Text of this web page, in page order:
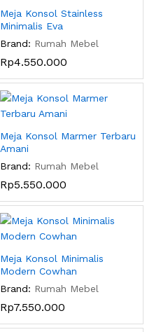
Meja Konsol Stainless
Minimalis Eva
Brand: Rumah Mebel
Rp4.550.000
Meja Konsol Marmer Terbaru
Amani
Brand: Rumah Mebel
Rp5.550.000
Meja Konsol Minimalis
Modern Cowhan
Brand: Rumah Mebel
Rp7.550.000